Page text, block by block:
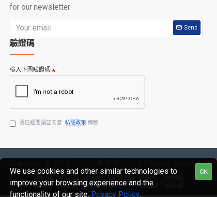
for our newsletter
Send
驗證碼
輸入下圖驗證碼
我已經閱讀並同意 私隱政策 條款
Copyright © 2026, 志成文具有限公司, All Rights Reserved
OK
We use cookies and other similar technologies to
improve your browsing experience and the
functionality of our site. Privacy Policy.